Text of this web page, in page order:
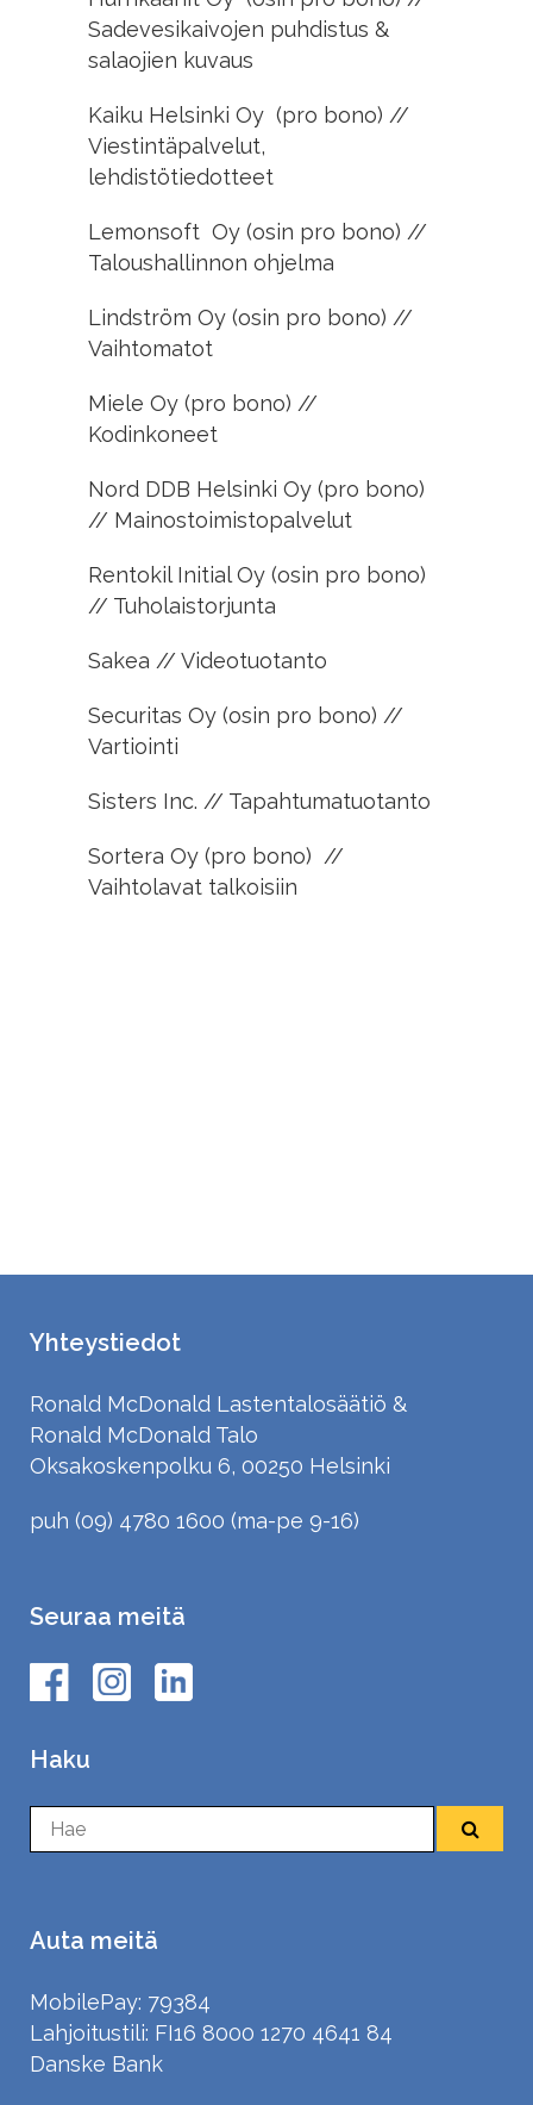
Sadevesikaivojen puhdistus &
salaojien kuvaus
Kaiku Helsinki Oy (pro bono) //
Viestintäpalvelut,
lehdistötiedotteet
Lemonsoft Oy (osin pro bono) //
Taloushallinnon ohjelma
Lindström Oy (osin pro bono) //
Vaihtomatot
Miele Oy (pro bono) //
Kodinkoneet
Nord DDB Helsinki Oy (pro bono)
// Mainostoimistopalvelut
Rentokil Initial Oy (osin pro bono)
// Tuholaistorjunta
Sakea // Videotuotanto
Securitas Oy (osin pro bono) //
Vartiointi
Sisters Inc. // Tapahtumatuotanto
Sortera Oy (pro bono) //
Vaihtolavat talkoisiin
Yhteystiedot
Ronald McDonald Lastentalosäätiö &
Ronald McDonald Talo
Oksakoskenpolku 6, 00250 Helsinki
puh (09) 4780 1600 (ma-pe 9-16)
Seuraa meitä
Haku
Auta meitä
MobilePay: 79384
Lahjoitustili: FI16 8000 1270 4641 84
Danske Bank